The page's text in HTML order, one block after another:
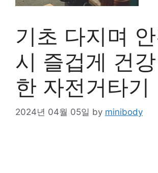
기초 다지며
시 즐겁게 건
한 자전거타기
2024년 04월 05일 by minibody